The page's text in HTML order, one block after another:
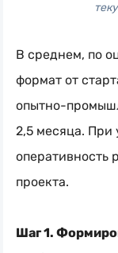
В среднем, по
формат от
опытно-
2,5 месяца. При
оперативность
проекта.
Шаг 1.